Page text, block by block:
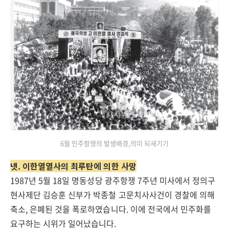
6월 민주항쟁의 발생배경,의미 되새기기
넷. 이한열열사의 최루탄에 의한 사망
1987년 5월 18일 명동성당 광주항쟁 7주년 미사에서 정의구
현사제단 김승훈 신부가 박종철 고문치사사건이 경찰에 의해
축소, 은폐된 것을 폭로하였습니다. 이에 전국에서 민주화를
요구하는 시위가 일어났습니다.